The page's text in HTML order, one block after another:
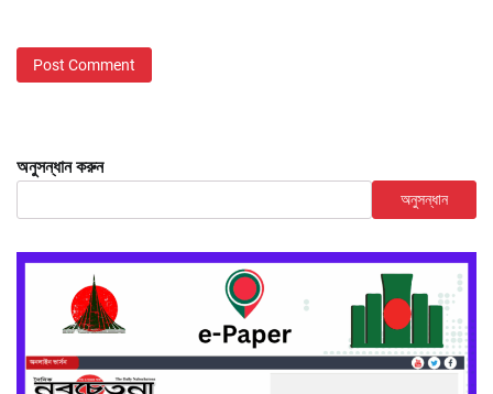
অনুসন্ধান করুন
অনুসন্ধান